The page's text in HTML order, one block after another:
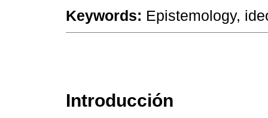
Keywords: Epistemology,
Introducción